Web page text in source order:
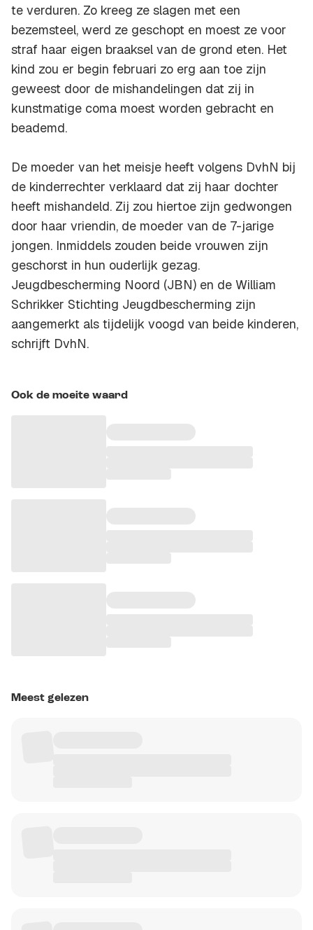
te verduren. Zo kreeg ze slagen met een
bezemsteel, werd ze geschopt en moest ze voor
straf haar eigen braaksel van de grond eten. Het
kind zou er begin februari zo erg aan toe zijn
geweest door de mishandelingen dat zij in
kunstmatige coma moest worden gebracht en
beademd.
De moeder van het meisje heeft volgens DvhN bij
de kinderrechter verklaard dat zij haar dochter
heeft mishandeld. Zij zou hiertoe zijn gedwongen
door haar vriendin, de moeder van de 7-jarige
jongen. Inmiddels zouden beide vrouwen zijn
geschorst in hun ouderlijk gezag.
Jeugdbescherming Noord (JBN) en de William
Schrikker Stichting Jeugdbescherming zijn
aangemerkt als tijdelijk voogd van beide kinderen,
schrijft DvhN.
Ook de moeite waard
Meest gelezen